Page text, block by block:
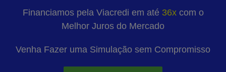
Financiamos pela Viacredi em até 36xcom o
Melhor Juros do Mercado
Venha Fazer uma Simulação sem Compromisso